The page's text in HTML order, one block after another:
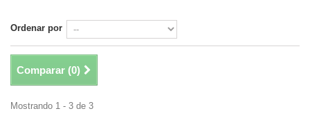
Ordenar por
Comparar (0)
Mostrando 1 - 3 de 3